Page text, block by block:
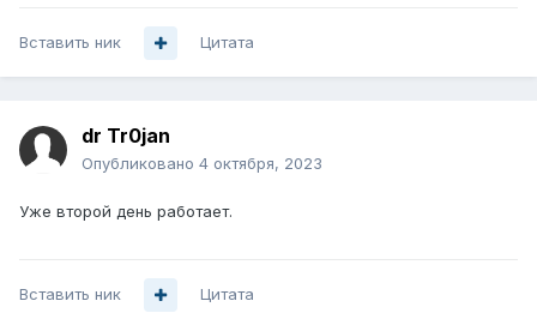
Вставить ник Цитата
dr Tr0jan
Опубликовано 4 октября, 2023
Уже второй день работает.
Вставить ник Цитата